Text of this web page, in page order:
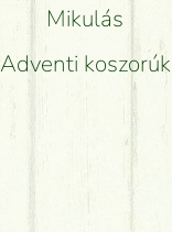
Mikulás
Adventi koszorúk